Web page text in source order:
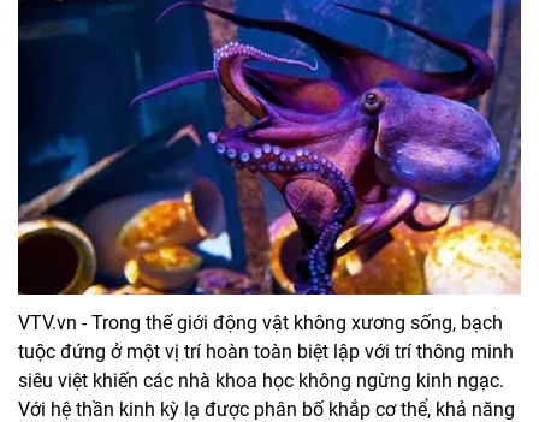
VTV.vn - Trong thế giới động vật không xương sống, bạch
tuộc đứng ở một vị trí hoàn toàn biệt lập với trí thông minh
siêu việt khiến các nhà khoa học không ngừng kinh ngạc.
Với hệ thần kinh kỳ lạ được phân bố khắp cơ thể, khả năng